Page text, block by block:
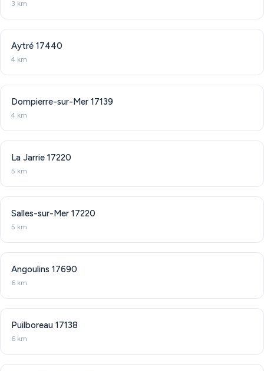
3 km
Aytré 17440
4 km
Dompierre-sur-Mer 17139
4 km
La Jarrie 17220
5 km
Salles-sur-Mer 17220
5 km
Angoulins 17690
6 km
Puilboreau 17138
6 km